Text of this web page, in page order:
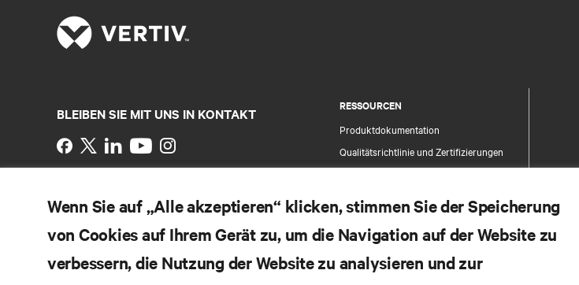
RESSOURCEN
Produktdokumentation
Qualitätsrichtlinie und Zertifizierungen
Garantieinformationen
Patente
Sitemap
BLEIBEN SIE MIT UNS IN KONTAKT
Instagram
Datenschutz und Cookies
©2026 Vertiv Group Corp. Alle Rechte vorbehalten.
Wenn Sie auf „Alle akzeptieren“ klicken, stimmen Sie der Speicherung
von Cookies auf Ihrem Gerät zu, um die Navigation auf der Website zu
verbessern, die Nutzung der Website zu analysieren und zur